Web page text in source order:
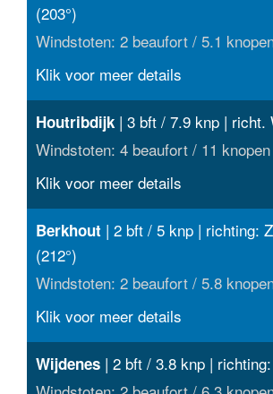
(203°)
Windstoten: 2 beaufort / 5.1
Klik voor meer details
Houtribdijk | 3 bft / 7.9 knp | richt.
Windstoten: 4 beaufort / 11 knopen
Klik voor meer details
Berkhout | 2 bft / 5 knp | richting:
(212°)
Windstoten: 2 beaufort / 5.8
Klik voor meer details
Wijdenes | 2 bft / 3.8 knp |